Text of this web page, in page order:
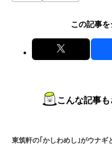
この記事
こんな記事
東筑軒の｢かしわめし｣がウナギ